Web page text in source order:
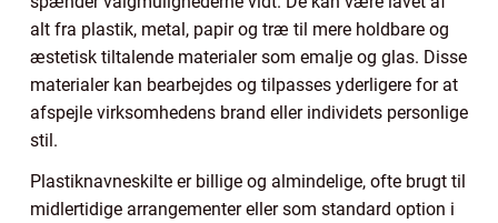
alt fra plastik, metal, papir og træ til mere holdbare og
æstetisk tiltalende materialer som emalje og glas. Disse
materialer kan bearbejdes og tilpasses yderligere for at
afspejle virksomhedens brand eller individets personlige
stil.
Plastiknavneskilte er billige og almindelige, ofte brugt til
midlertidige arrangementer eller som standard option i